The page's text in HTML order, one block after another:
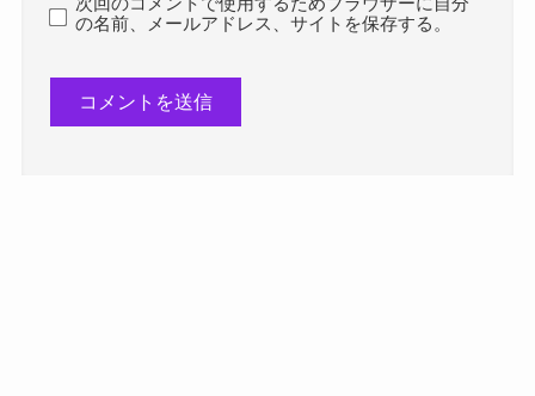
次回のコメントで使用するためブラウザーに自分
の名前、メールアドレス、サイトを保存する。